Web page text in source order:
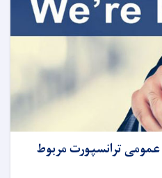
ترانسپورت مربوط